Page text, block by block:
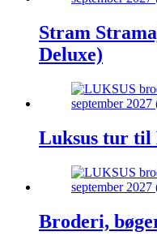
Stram
Deluxe)
Luksus tur til
Broderi,